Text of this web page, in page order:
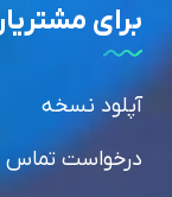
برای مشتریان
آپلود نسخه
درخواست تماس